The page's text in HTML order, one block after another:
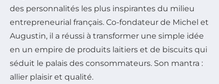
des personnalités les plus inspirantes du milieu
entrepreneurial français. Co-fondateur de Michel et
Augustin, il a réussi à transformer une simple idée
en un empire de produits laitiers et de biscuits qui
séduit le palais des consommateurs. Son mantra :
allier plaisir et qualité.